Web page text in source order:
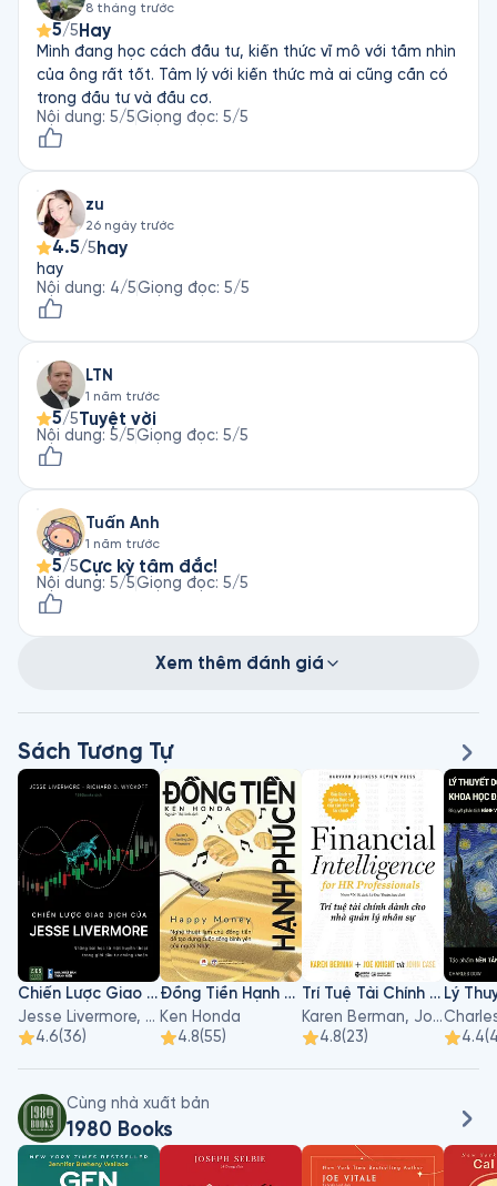
lực xoay chuyển tình thế, học hỏi từ thất bại, biến nguy nan
thành bàn đạp tiến tới thành công.
8 tháng trước
5/5 Hay
Mình đang học cách đầu tư, kiến thức vĩ mô với tầm nhìn
của ông rất tốt. Tâm lý với kiến thức mà ai cũng cần có
trong đầu tư và đầu cơ.
Nội dung: 5/5Giọng đọc: 5/5
zu
26 ngày trước
4.5/5 hay
hay
Nội dung: 4/5Giọng đọc: 5/5
LTN
1 năm trước
5/5Tuyệt vời
Nội dung: 5/5Giọng đọc: 5/5
Tuấn Anh
1 năm trước
5/5Cực kỳ tâm đắc!
Nội dung: 5/5Giọng đọc: 5/5
Xem thêm đánh giá
Sách Tương Tự
Chiến Lược Giao Dịch Của Jesse Livermore
Jesse Livermore, Richard D.Wyckoff
4.6(36)
Đồng Tiền Hạnh Phúc
Ken Honda
4.8(55)
Trí Tuệ Tài Chính Dành Cho Nhà Quản Lý Nhân Sự
Karen Berman, Joe Knight, John Case
4.8(23)
4.4(
Cùng nhà xuất bản
1980 Books